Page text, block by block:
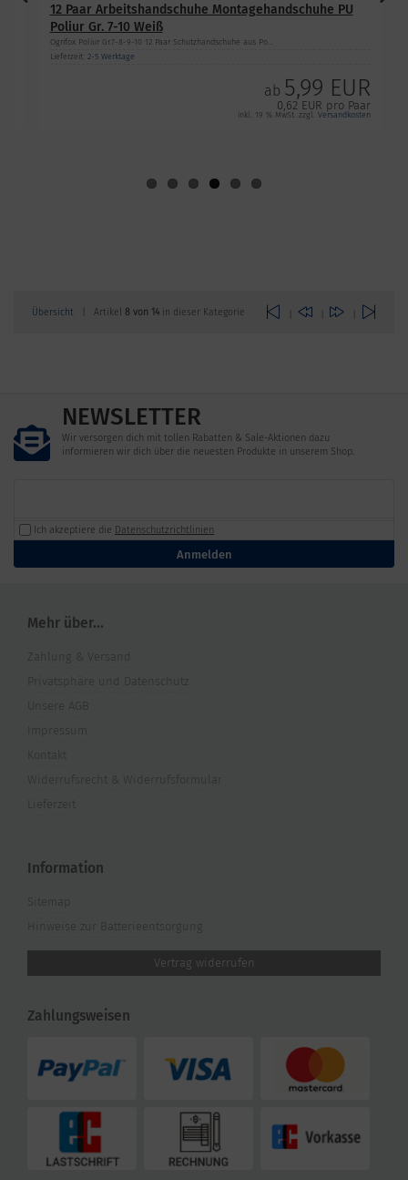
12 Paar Arbeitshandschuhe Montagehandschuhe PU
Poliur Gr. 7-10 Weiß
Ogrifox Poliur Gr.7-8-9-10 12 Paar Schutzhandschuhe aus Po...
Lieferzeit:
2-5 Werktage
ab 5,99 EUR
0,62 EUR pro Paar
inkl. 19 % MwSt. zzgl. Versandkosten
Übersicht | Artikel 8 von 14 in dieser Kategorie
NEWSLETTER
Wir versorgen dich mit tollen Rabatten & Sale-Aktionen dazu
informieren wir dich über die neuesten Produkte in unserem Shop.
Ich akzeptiere die Datenschutzrichtlinien
Anmelden
Mehr über...
Zahlung & Versand
Privatsphäre und Datenschutz
Unsere AGB
Impressum
Kontakt
Widerrufsrecht & Widerrufsformular
Lieferzeit
Information
Sitemap
Hinweise zur Batterieentsorgung
Vertrag widerrufen
Zahlungsweisen